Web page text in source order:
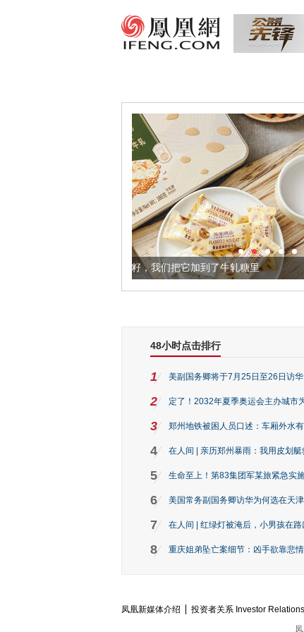
康的黄金亚麻籽，我们把它加到了牛轧糖里 被列入佛家
48小时点击排行
1 美副国务卿将于7月25日至26日访华
2 定了！2032年夏季奥运会主办城市
3 郑州地铁被困人员口述：车厢外水
4 在人间 | 亲历郑州暴雨：我用皮划
5 生命至上！第83集团军某旅紧急实
6 美国常务副国务卿访华为何选在天
7 在人间 | 红绿灯被淹后，小男孩在
8 重庆姐弟坠亡案细节：凶手欲靠悲
凤凰新媒体介绍 投资者关系 Investor Relations